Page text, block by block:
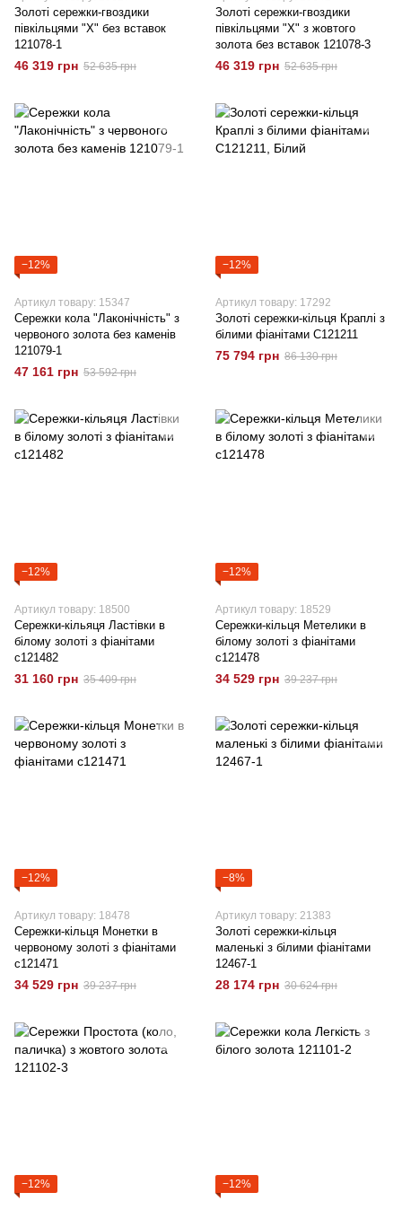
Золоті сережки-гвоздики
півкільцями "Х" без вставок
121078-1
46 319 грн 52 635 грн
Золоті сережки-гвоздики
півкільцями "Х" з жовтого
золота без вставок 121078-3
46 319 грн 52 635 грн
−12%
Артикул товару: 15347
Сережки кола "Лаконічність" з
червоного золота без каменів
121079-1
47 161 грн 53 592 грн
−12%
Артикул товару: 17292
Золоті сережки-кільця Краплі з
білими фіанітами C121211
75 794 грн 86 130 грн
−12%
Артикул товару: 18500
Сережки-кільяця Ластівки в
білому золоті з фіанітами
c121482
31 160 грн 35 409 грн
−12%
Артикул товару: 18529
Сережки-кільця Метелики в
білому золоті з фіанітами
c121478
34 529 грн 39 237 грн
−12%
Артикул товару: 18478
Сережки-кільця Монетки в
червоному золоті з фіанітами
c121471
34 529 грн 39 237 грн
−8%
Артикул товару: 21383
Золоті сережки-кільця
маленькі з білими фіанітами
12467-1
28 174 грн 30 624 грн
−12% −12%